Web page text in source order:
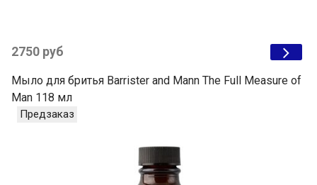
2750 руб
Мыло для бритья Barrister and Mann The Full Measure of
Man 118 мл
Предзаказ